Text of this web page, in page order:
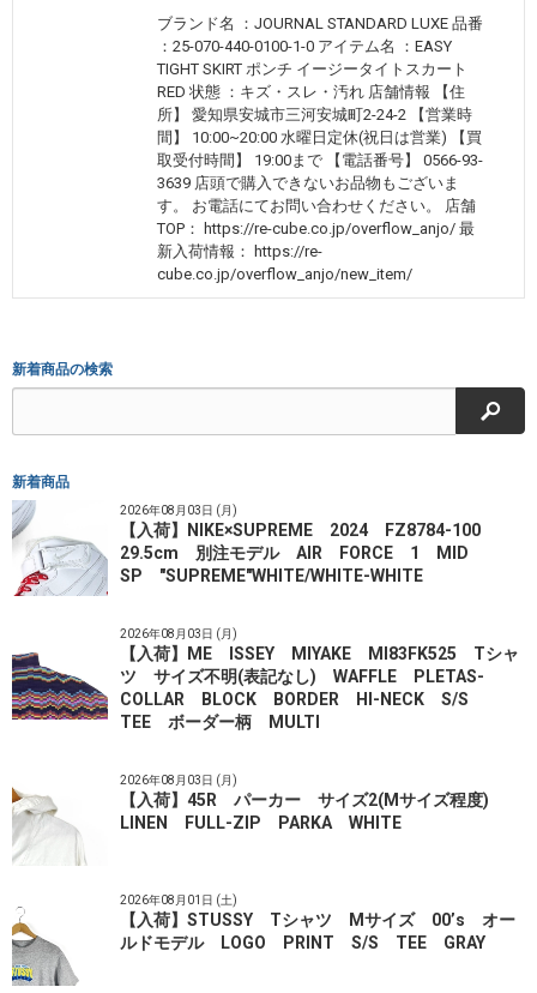
ブランド名 ：JOURNAL STANDARD LUXE 品番
：25-070-440-0100-1-0 アイテム名 ：EASY
TIGHT SKIRT ポンチ イージータイトスカート
RED 状態 ：キズ・スレ・汚れ 店舗情報 【住
所】 愛知県安城市三河安城町2-24-2 【営業時
間】 10:00~20:00 水曜日定休(祝日は営業) 【買
取受付時間】 19:00まで 【電話番号】 0566-93-
3639 店頭で購入できないお品物もございま
す。 お電話にてお問い合わせください。 店舗
TOP： https://re-cube.co.jp/overflow_anjo/ 最
新入荷情報： https://re-
cube.co.jp/overflow_anjo/new_item/
新着商品の検索
検索
新着商品
2026年08月03日 (月)
【入荷】NIKE×SUPREME 2024 FZ8784-100
29.5cm 別注モデル AIR FORCE 1 MID
SP "SUPREME"WHITE/WHITE-WHITE
2026年08月03日 (月)
【入荷】ME ISSEY MIYAKE MI83FK525 Tシャ
ツ サイズ不明(表記なし) WAFFLE PLETAS-
COLLAR BLOCK BORDER HI-NECK S/S
TEE ボーダー柄 MULTI
2026年08月03日 (月)
【入荷】45R パーカー サイズ2(Mサイズ程度)
LINEN FULL-ZIP PARKA WHITE
2026年08月01日 (土)
【入荷】STUSSY Tシャツ Mサイズ 00’s オー
ルドモデル LOGO PRINT S/S TEE GRAY